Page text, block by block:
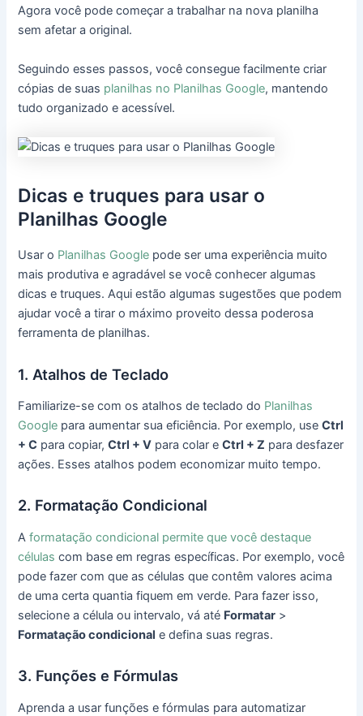
Agora você pode começar a trabalhar na nova planilha
sem afetar a original.
Seguindo esses passos, você consegue facilmente criar
cópias de suas planilhas no Planilhas Google, mantendo
tudo organizado e acessível.
Dicas e truques para usar o
Planilhas Google
Usar o Planilhas Google pode ser uma experiência muito
mais produtiva e agradável se você conhecer algumas
dicas e truques. Aqui estão algumas sugestões que podem
ajudar você a tirar o máximo proveito dessa poderosa
ferramenta de planilhas.
1. Atalhos de Teclado
Familiarize-se com os atalhos de teclado do Planilhas
Google para aumentar sua eficiência. Por exemplo, useCtrl
+ C para copiar,Ctrl + V para colar eCtrl + Z para desfazer
ações. Esses atalhos podem economizar muito tempo.
2. Formatação Condicional
Aformatação condicional permite que você destaque
células com base em regras específicas. Por exemplo, você
pode fazer com que as células que contêm valores acima
de uma certa quantia fiquem em verde. Para fazer isso,
selecione a célula ou intervalo, vá até Formatar >
Formatação condicional e defina suas regras.
3. Funções e Fórmulas
Aprenda a usar funções e fórmulas para automatizar